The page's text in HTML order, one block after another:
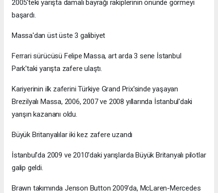
2005'teki yarışta damalı bayrağı rakiplerinin önünde görmeyi
başardı.
Massa'dan üst üste 3 galibiyet
Ferrari sürücüsü Felipe Massa, art arda 3 sene İstanbul
Park'taki yarışta zafere ulaştı.
Kariyerinin ilk zaferini Türkiye Grand Prix'sinde yaşayan
Brezilyalı Massa, 2006, 2007 ve 2008 yıllarında İstanbul'daki
yarışın kazananı oldu.
Büyük Britanyalılar iki kez zafere uzandı
İstanbul'da 2009 ve 2010'daki yarışlarda Büyük Britanyalı pilotlar
galip geldi.
Brawn takımında Jenson Button 2009'da, McLaren-Mercedes